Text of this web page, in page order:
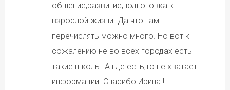
общение,развитие,подготовка к
взрослой жизни. Да что там…
перечислять можно много. Но вот к
сожалению не во всех городах есть
такие школы. А где есть,то не хватает
информации. Спасибо Ирина !